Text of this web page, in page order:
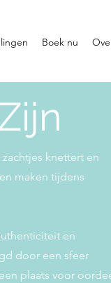
Boek nu
knettert en
maken tijdens
en
door een sfeer
plaats voor